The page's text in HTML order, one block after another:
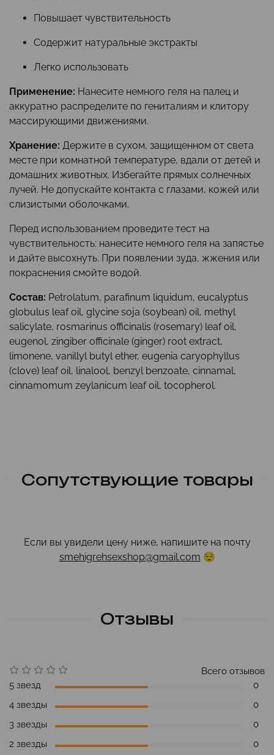
Повышает чувствительность
Содержит натуральные экстракты
Легко использовать
Применение: Нанесите немного геля на палец и
аккуратно распределите по гениталиям и клитору
массирующими движениями.
Хранение: Держите в сухом, защищенном от света
месте при комнатной температуре, вдали от детей и
домашних животных. Избегайте прямых солнечных
лучей. Не допускайте контакта с глазами, кожей или
слизистыми оболочками.
Перед использованием проведите тест на
чувствительность: нанесите немного геля на запястье
и дайте высохнуть. При появлении зуда, жжения или
покраснения смойте водой.
Состав: Petrolatum, parafinum liquidum, eucalyptus
globulus leaf oil, glycine soja (soybean) oil, methyl
salicylate, rosmarinus officinalis (rosemary) leaf oil,
eugenol, zingiber officinale (ginger) root extract,
limonene, vanillyl butyl ether, eugenia caryophyllus
(clove) leaf oil, linalool, benzyl benzoate, cinnamal,
cinnamomum zeylanicum leaf oil, tocopherol.
Сопутствующие товары
Если вы увидели цену ниже, напишите на почту
smehigrehsexshop@gmail.com 😌
Отзывы
Всего отзывов
5 звезд
0
4 звезды
0
3 звезды
0
2 звезды
0